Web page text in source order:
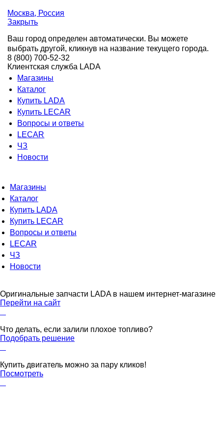
Москва, Россия
Закрыть
Ваш город определен автоматически. Вы можете
выбрать другой, кликнув на название текущего города.
8 (800) 700-52-32
Клиентская служба LADA
Магазины
Каталог
Купить LADA
Купить LECAR
Вопросы и ответы
LECAR
ЧЗ
Новости
Магазины
Каталог
Купить LADA
Купить LECAR
Вопросы и ответы
LECAR
ЧЗ
Новости
Оригинальные запчасти LADA в нашем интернет-магазине
Перейти на сайт
Что делать, если залили плохое топливо?
Подобрать решение
Купить двигатель можно за пару кликов!
Посмотреть